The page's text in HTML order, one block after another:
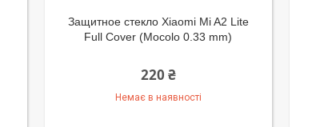
Защитное стекло Xiaomi Mi A2 Lite
Full Cover (Mocolo 0.33 mm)
220 ₴
Немає в наявності